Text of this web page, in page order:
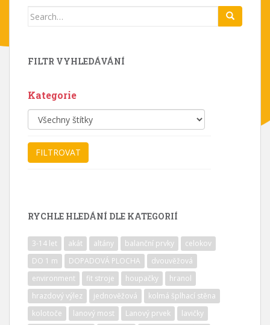
Search
FILTR VYHLEDÁVÁNÍ
Kategorie
RYCHLE HLEDÁNÍ DLE KATEGORIÍ
3-14 let akát altány balanční prvky
celokov
DO 1 m
DOPADOVÁ PLOCHA
dvouvěžová
environment
fit stroje houpačky
hranol
hrazdový výlez
jednověžová
kolmá šplhací stěna
kolotoče
lanový most Lanový prvek
lavičky